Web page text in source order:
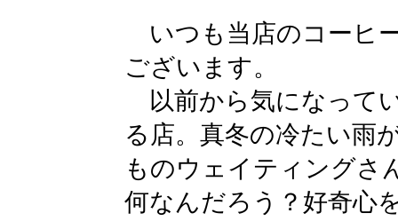
いつも当店のコーヒ
ございます。
以前から気になって
る店。真冬の冷たい雨
ものウェイティングさ
何なんだろう？好奇心